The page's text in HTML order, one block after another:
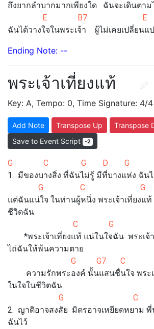
ถึงยากลำบากมากเพียงใด ฉันจะเดินตาม
E B7 E
ฉันได้วางใจในพระเจ้า ผู้ไม่เคยเปลี่ยนแ
Ending Note: --
พระเจ้าเที่ยงแท้
Key: A, Tempo: 0, Time Signature: 4/4
Add Note Transpose Up
Transpose
Save to Event Script
-2
G C G D G
1. มีของบางสิ่ง ที่ฉันไม่รู้ มีที่บางแห่ง ฉัน
G C G
แต่ฉันแน่ใจ ในท่านผู้หนึ่ง พระเจ้าเที่ยงแท้
ชีวิตฉัน
C G
*พระเจ้าเที่ยงแท้ แน่ในใจฉัน พระเจ้า
ไถ่ฉันให้พ้นความตาย
G G7 C
ความรักพระองค์ นั้นแสนชื่นใจ พระเจ้
ในใจในชีวิตฉัน
G C G
2. ญาติอาจสงสัย มิตรอาจเหยียดหยาม
ฉันไว้